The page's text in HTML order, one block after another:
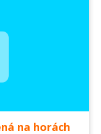
na horách